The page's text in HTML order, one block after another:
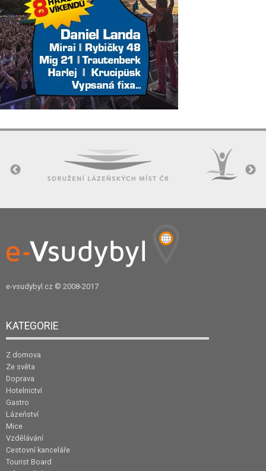
e-vsudybyl.cz © 2008-2017
KATEGORIE
Z domova
Ze světa
Doprava
Hotelnictví
Gastro
Lázeňství
Mice
Vzdělávání
Cestovní kanceláře
Tourist Board